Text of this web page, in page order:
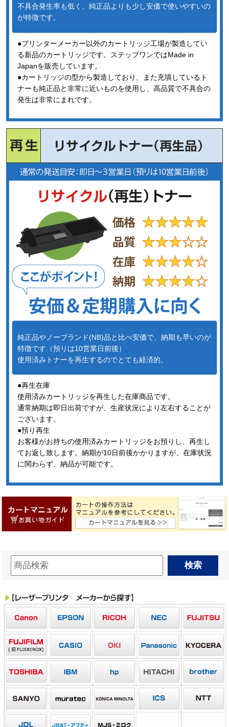
不具合発生率も低く、純正品よりも少し安価で使いやすいの
が特徴です。
●プリンターメーカー以外のカートリッジ工場が製造してい
る新品のカートリッジです。ステップワンではMade in
Japanを販売しています。
●カートリッジの型から製造しており、また充填しているト
ナーも純正品と非常に近いものを使用し、高品質で不具合の
発生は非常にまれです。
純正品やノーブランド(NB)品と比べ安価で、納期も早いのが
特徴です（預りは10営業日前後）
使用済みトナーを再生するのでとても経済的。
●再生在庫
使用済みカートリッジを再生した在庫商品です。
通常納期は即日出荷ですが、生産状況により左右することが
ございます。
●預り再生
お客様がお持ちの使用済みカートリッジをお預りし、再生し
てお返し致します。納期が10日前後かかりますが、在庫状況
に関わらず、納品が可能です。